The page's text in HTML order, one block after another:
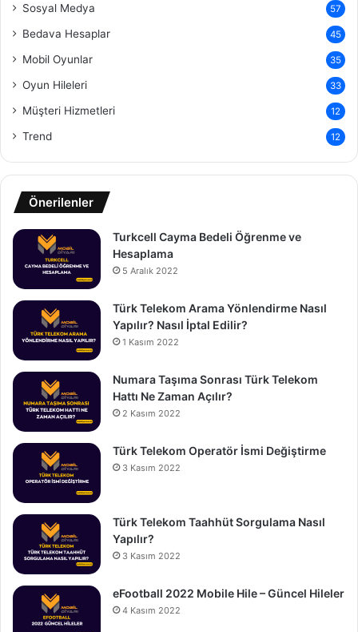
Sosyal Medya 57
Bedava Hesaplar 45
Mobil Oyunlar 35
Oyun Hileleri 33
Müşteri Hizmetleri 12
Trend 12
Önerilenler
Turkcell Cayma Bedeli Öğrenme ve
Hesaplama
5 Aralık 2022
Türk Telekom Arama Yönlendirme Nasıl
Yapılır? Nasıl İptal Edilir?
1 Kasım 2022
Numara Taşıma Sonrası Türk Telekom
Hattı Ne Zaman Açılır?
2 Kasım 2022
Türk Telekom Operatör İsmi Değiştirme
3 Kasım 2022
Türk Telekom Taahhüt Sorgulama Nasıl
Yapılır?
3 Kasım 2022
eFootball 2022 Mobile Hile – Güncel Hileler
4 Kasım 2022